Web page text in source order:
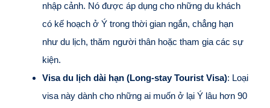
nhập cảnh. Nó được áp dụng cho những du khách
có kế hoạch ở Ý trong thời gian ngắn, chẳng hạn
như du lịch, thăm người thân hoặc tham gia các sự
kiện.
Visa du lịch dài hạn (Long-stay Tourist Visa): Loại
visa này dành cho những ai muốn ở lại Ý lâu hơn 90